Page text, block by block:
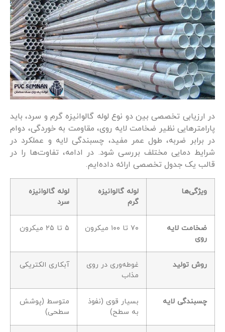
در ارزیابی تخصصی بین دو نوع لوله گالوانیزه گرم و سرد، باید
پارامترهایی نظیر ضخامت لایه روی، مقاومت به خوردگی، دوام
در برابر ضربه، طول عمر مفید، چسبندگی لایه و عملکرد در
شرایط دمایی مختلف بررسی شود. در ادامه، تفاوت‌ها را در
قالب یک جدول تخصصی ارائه داده‌ایم.
ویژگی‌ها
لوله گالوانیزه
گرم
لوله گالوانیزه
سرد
ضخامت لایه
روی
۷۰ تا ۱۰۰ میکرون ۵ تا ۲۵ میکرون
روش تولید
غوطه‌وری در روی
مذاب
آبکاری الکتریکی
چسبندگی لایه
بسیار قوی (نفوذ
به سطح)
متوسط (پوشش
سطحی)